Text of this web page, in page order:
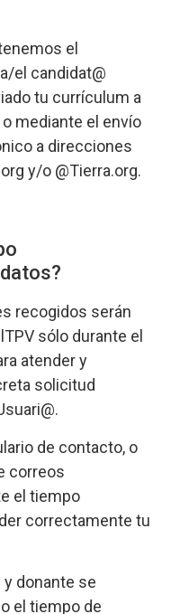
el
el candidat@
tu currículum a
mediante el envío
a direcciones
y/o @Tierra.org.
recogidos serán
sólo durante el
atender y
solicitud
de contacto, o
correos
el tiempo
correctamente tu
y donante se
el tiempo de